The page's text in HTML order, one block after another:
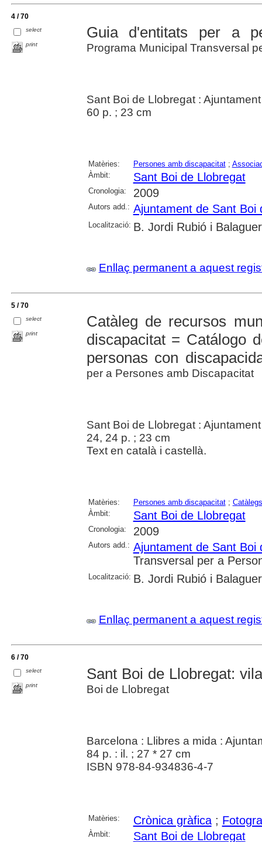
4 / 70
select
print
Guia d'entitats per a
Programa Municipal Transversal
Sant Boi de Llobregat :
60 p. ; 23 cm
Matèries: Persones amb discapacitat;
Àmbit:
Sant Boi de Llobregat
Cronologia: 2009
Autors add.: Ajuntament de Sant Boi
Localització: B. Jordi Rubió i
Enllaç permanent a aquest
5 / 70
select
print
Catàleg de recursos
discapacitat = Catálogo
personas con
per a Persones amb Discapacitat
Sant Boi de Llobregat :
24, 24 p. ; 23 cm
Text en català i castellà.
Matèries: Persones amb discapacitat; Catàlegs
Àmbit:
Sant Boi de Llobregat
Cronologia: 2009
Autors add.: Ajuntament de Sant Boi
Transversal per a
Localització: B. Jordi Rubió i
Enllaç permanent a aquest
6 / 70
select
print
Sant Boi de Llobregat:
Boi de Llobregat
Barcelona : Llibres a mida :
84 p. : il. ; 27 * 27 cm
ISBN 978-84-934836-4-7
Matèries: Crònica gràfica;
Àmbit: Sant Boi de Llobregat